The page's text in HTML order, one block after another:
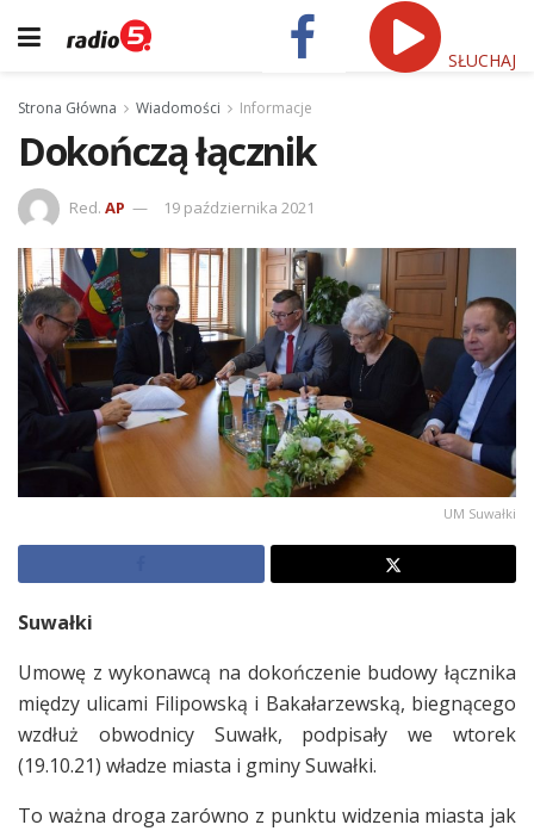
SŁUCHAJ
Strona Główna Wiadomości Informacje
Dokończą łącznik
Red. AP 19 października 2021
UM Suwałki
Suwałki
Umowę z wykonawcą na dokończenie budowy łącznika
między ulicami Filipowską i Bakałarzewską, biegnącego
wzdłuż obwodnicy Suwałk, podpisały we wtorek
(19.10.21) władze miasta i gminy Suwałki.
To ważna droga zarówno z punktu widzenia miasta jak